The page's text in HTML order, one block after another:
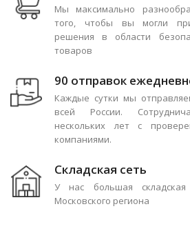
Мы максимально
того, чтобы вы могли
решения в области
товаров
90 отправок
Каждые сутки мы
всей России.
нескольких лет с
компаниями.
Складская сеть
У нас большая
Московского региона